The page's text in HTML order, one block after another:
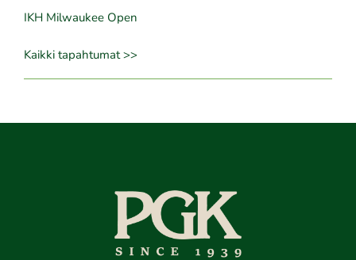
IKH Milwaukee Open
Kaikki tapahtumat >>